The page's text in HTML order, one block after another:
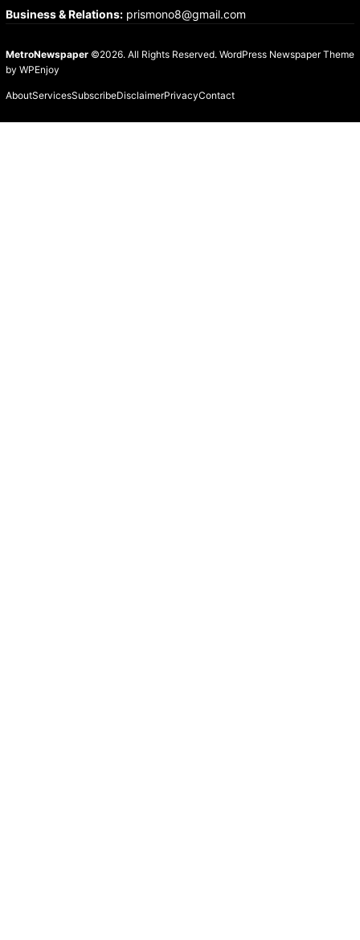
Business & Relations:prismono8@gmail.com
MetroNewspaper©2026. All Rights Reserved. WordPress Newspaper Theme
by WPEnjoy
AboutServicesSubscribeDisclaimerPrivacyContact